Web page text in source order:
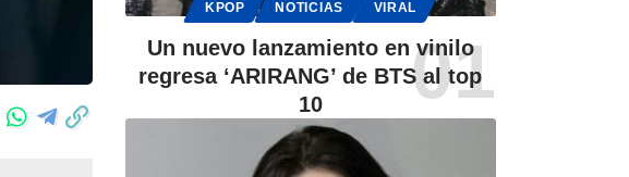
KPOP NOTICIAS VIRAL
Un nuevo lanzamiento en vinilo
regresa ‘ARIRANG’ de BTS al top
10